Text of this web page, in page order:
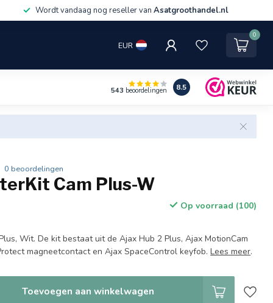
Wordt vandaag nog reseller van Asatgroothandel.nl
EUR
0
543 beoordelingen 8.5
0 beoordelingen
Cam Plus-W
Op voorraad (100)
Wit. De kit bestaat uit de Ajax Hub 2 Plus, Ajax MotionCam
magneetcontact en Ajax SpaceControl keyfob.Lees meer.
Toevoegen aan winkelwagen